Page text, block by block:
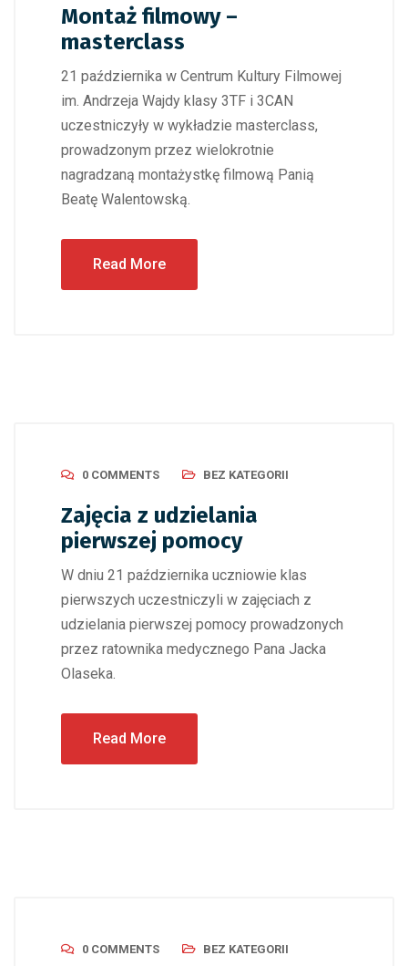
Montaż filmowy –
masterclass
21 października w Centrum Kultury Filmowej
im. Andrzeja Wajdy klasy 3TF i 3CAN
uczestniczyły w wykładzie masterclass,
prowadzonym przez wielokrotnie
nagradzaną montażystkę filmową Panią
Beatę Walentowską.
Read More
0 COMMENTS BEZ KATEGORII
Zajęcia z udzielania
pierwszej pomocy
W dniu 21 października uczniowie klas
pierwszych uczestniczyli w zajęciach z
udzielania pierwszej pomocy prowadzonych
przez ratownika medycznego Pana Jacka
Olaseka.
Read More
0 COMMENTS BEZ KATEGORII